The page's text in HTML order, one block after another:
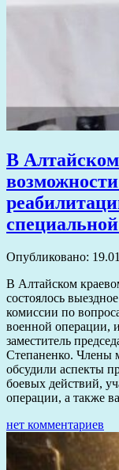
В Алтайском
Опубликовано:
В Алтайском
состоялось
комиссии по
военной операции,
заместитель
Степаненко. Члены
обсудили аспекты
боевых действий,
операции, а также
нет комментариев